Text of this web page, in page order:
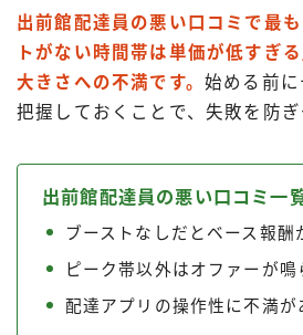
出前館配達員の悪い口コミで最
トがない時間帯は単価が低すぎ
大きさへの不満です。 始める前
把握しておくことで、失敗を防ぎ
出前館配達員の悪い口コミ一
ブーストなしだとベース報酬
ピーク帯以外はオファーが鳴
配達アプリの操作性に不満が